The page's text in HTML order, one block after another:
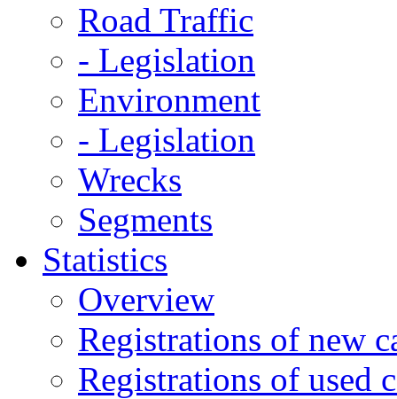
Road Traffic
- Legislation
Environment
- Legislation
Wrecks
Segments
Statistics
Overview
Registrations of new
Registrations of used